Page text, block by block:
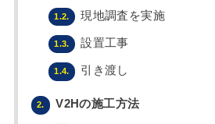
1.2. 現地調査を実施
1.3. 設置工事
1.4. 引き渡し
2. V2Hの施工方法